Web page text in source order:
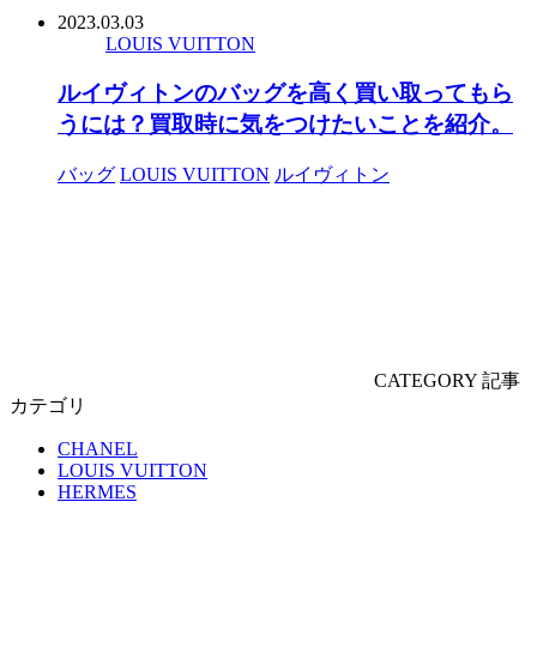
2023.03.03
LOUIS VUITTON
ルイヴィトンのバッグを高く買い取ってもら
うには？買取時に気をつけたいことを紹介。
バッグ LOUIS VUITTON ルイヴィトン
CATEGORY 記事
カテゴリ
CHANEL
LOUIS VUITTON
HERMES